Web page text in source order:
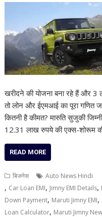
खरीदने की योजना बना रहे हैं और 3
तो लोन और ईएमआई का पूरा गणित
कितनी है कीमत? मारुति सुजुकी
12.31 लाख रुपये की एक्स-शोरूम
READ MORE
बिजनेस Auto News Hindi
, Car Loan EMI, Jimny EMI Details,
Down Payment, Maruti Jimny EMI,
Loan Calculator, Maruti Jimny